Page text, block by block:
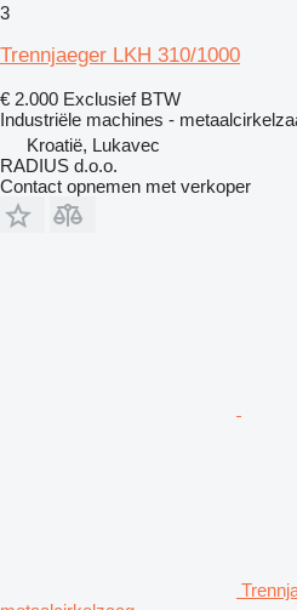
3
Trennjaeger LKH 310/1000
€ 2.000 Exclusief BTW
Industriële machines -
Kroatië, Lukavec
RADIUS d.o.o.
Contact opnemen met verkoper